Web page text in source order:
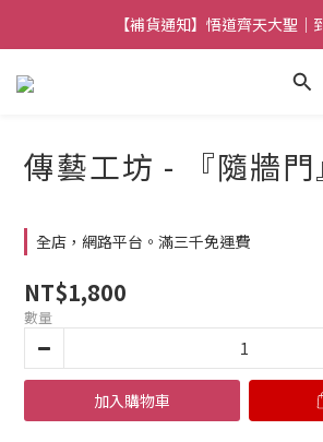
【熱門】馬上有系列！四種寶物幫你
【補貨通知】悟道齊天大聖｜
【熱門】馬上有系列！四種寶物幫你
傳藝工坊 - 『隨牆
全店，網路平台。滿三千免運費
NT$1,800
數量
加入購物車